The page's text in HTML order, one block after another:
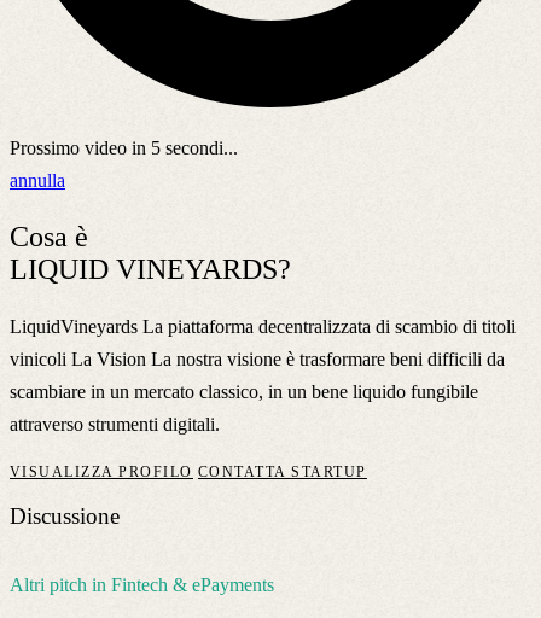
Prossimo video in 5 secondi...
annulla
Cosa è
LIQUID VINEYARDS?
LiquidVineyards La piattaforma decentralizzata di scambio di titoli
vinicoli La Vision La nostra visione è trasformare beni difficili da
scambiare in un mercato classico, in un bene liquido fungibile
attraverso strumenti digitali.
VISUALIZZA PROFILO CONTATTA STARTUP
Discussione
Altri pitch in Fintech & ePayments